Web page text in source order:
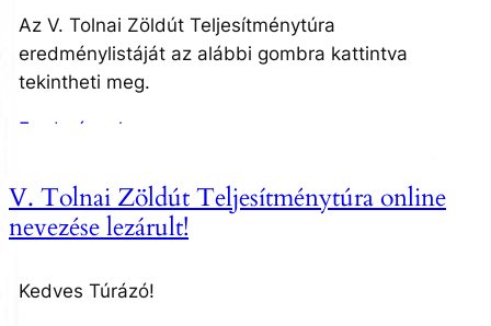
Az V. Tolnai Zöldút Teljesítménytúra
eredménylistáját az alábbi gombra kattintva
tekintheti meg.
Eredmények
V. Tolnai Zöldút Teljesítménytúra online
nevezése lezárult!
Kedves Túrázó!